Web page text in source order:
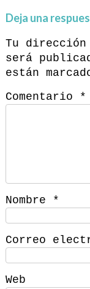
Deja una
Tu
será
están
Comentario
*
Nombre *
Correo
Web